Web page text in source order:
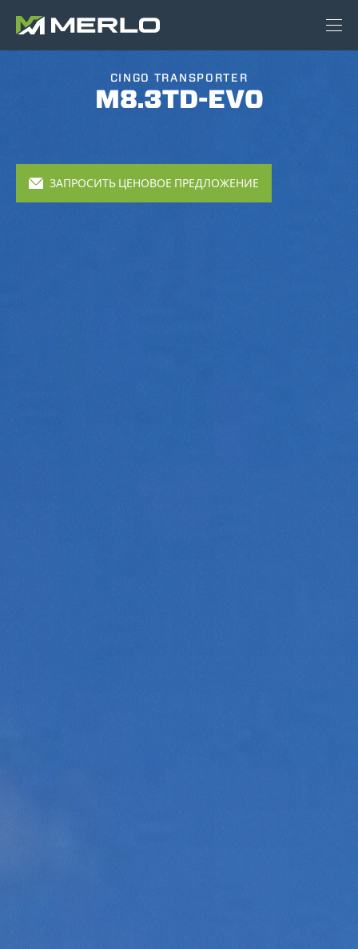
CINGO TRANSPORTER
M8.3TD-EVO
ЗАПРОСИТЬ ЦЕНОВОЕ ПРЕДЛОЖЕНИЕ